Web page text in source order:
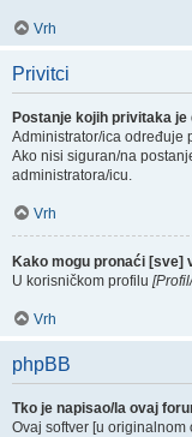
Vrh
Privitci
Postanje kojih privitaka je
Administrator/ica određuje
Ako nisi siguran/na
administratora/icu.
Vrh
Kako mogu pronaći [sve]
U korisničkom profilu
Vrh
phpBB
Tko je napisao/la ovaj
Ovaj softver [u